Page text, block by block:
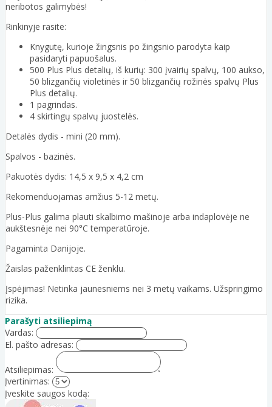
neribotos galimybės!
Rinkinyje rasite:
Knygutę, kurioje žingsnis po žingsnio parodyta kaip
pasidaryti papuošalus.
500 Plus Plus detalių, iš kurių: 300 įvairių spalvų, 100 aukso,
50 blizgančių violetinės ir 50 blizgančių rožinės spalvų Plus
Plus detalių.
1 pagrindas.
4 skirtingų spalvų juostelės.
Detalės dydis - mini (20 mm).
Spalvos - bazinės.
Pakuotės dydis: 14,5 x 9,5 x 4,2 cm
Rekomenduojamas amžius 5-12 metų.
Plus-Plus galima plauti skalbimo mašinoje arba indaplovėje ne
aukštesnėje nei 90°C temperatūroje.
Pagaminta Danijoje.
Žaislas paženklintas CE ženklu.
Įspėjimas! Netinka jaunesniems nei 3 metų vaikams. Užspringimo
rizika.
Parašyti atsiliepimą
Vardas:
El. pašto adresas:
Atsiliepimas:
Įvertinimas:
Įveskite saugos kodą: